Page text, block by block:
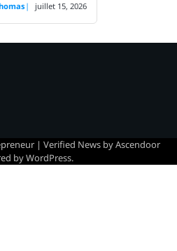
juillet 15, 2026
| Verified News byAscendoor
byWordPress.